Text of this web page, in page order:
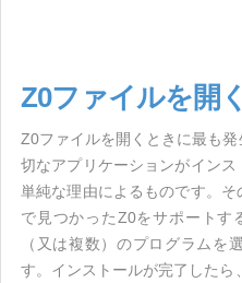
Z0ファイルを開
Z0ファイルを開くときに最も
切なアプリケーションがインス
単純な理由によるものです。
で見つかったZ0をサポートす
（又は複数）のプログラムを
す。インストールが完了した